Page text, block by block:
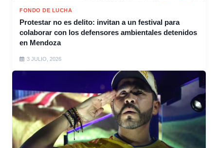
FONDO DE LUCHA
Protestar no es delito: invitan a un festival para
colaborar con los defensores ambientales detenidos
en Mendoza
3 JULIO, 2026